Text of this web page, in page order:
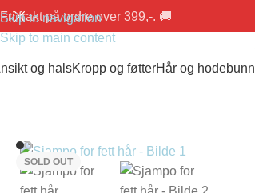
Skip to navigation
Skip to main content
Fri frakt på ordre over 399,-. 🚚
og halsKropp og føtterHår og hodebunn
SOLD OUT